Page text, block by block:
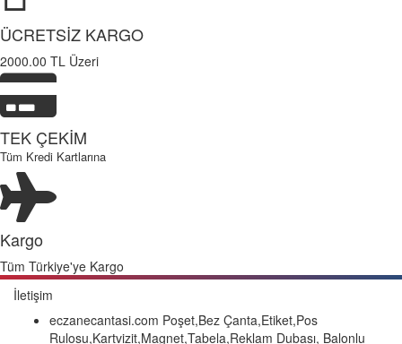
ÜCRETSİZ KARGO
2000.00 TL Üzeri
TEK ÇEKİM
Tüm Kredi Kartlarına
Kargo
Tüm Türkiye'ye Kargo
İletişim
eczanecantasi.com Poşet,Bez Çanta,Etiket,Pos
Rulosu,Kartvizit,Magnet,Tabela,Reklam Dubası, Balonlu